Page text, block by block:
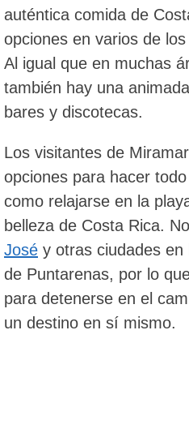
auténtica comida de
opciones en varios de
Al igual que en muchas
también hay una
bares y discotecas.
Los visitantes de
opciones para hacer
como relajarse en la
belleza de Costa Rica.
José y otras ciudades
de Puntarenas, por lo
para detenerse en el
un destino en sí mismo.